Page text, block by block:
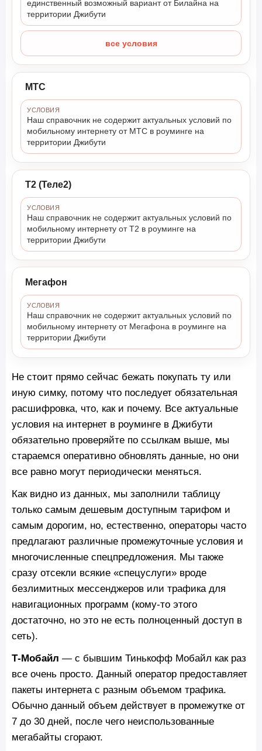
единственный возможный вариант от Билайна на
территории Джибути
все условия
МТС
УСЛОВИЯ
Наш справочник не содержит актуальных условий по
мобильному интернету от МТС в роуминге на
территории Джибути
Т2 (Теле2)
УСЛОВИЯ
Наш справочник не содержит актуальных условий по
мобильному интернету от Т2 в роуминге на
территории Джибути
Мегафон
УСЛОВИЯ
Наш справочник не содержит актуальных условий по
мобильному интернету от Мегафона в роуминге на
территории Джибути
Не стоит прямо сейчас бежать покупать ту или
иную симку, потому что последует обязательная
расшифровка, что, как и почему. Все актуальные
условия на интернет в роуминге в Джибути
обязательно проверяйте по ссылкам выше, мы
стараемся оперативно обновлять данные, но они
все равно могут периодически меняться.
Как видно из данных, мы заполнили таблицу
только самым дешевым доступным тарифом и
самым дорогим, но, естественно, операторы часто
предлагают различные промежуточные условия и
многочисленные спецпредложения. Мы также
сразу отсекли всякие «спецуслуги» вроде
безлимитных мессенджеров или трафика для
навигационных программ (кому-то этого
достаточно, но это не есть полноценный доступ в
сеть).
Т-Мобайл — с бывшим Тинькофф Мобайл как раз
все очень просто. Данный оператор предоставляет
пакеты интернета с разным объемом трафика.
Обычно данный объем действует в промежутке от
7 до 30 дней, после чего неиспользованные
мегабайты сгорают.